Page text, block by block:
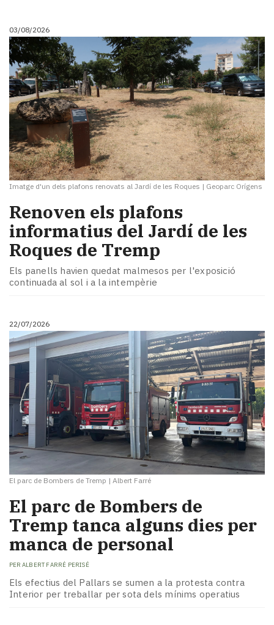
Cultura
Esports
Mai
tant!
TV
i
mitjans
El
temps
Reportatges
Entrevistes
Enquestes
A
escena!
Dis
la
teva!
Subscriptors
del
Pallars
Contingut
patrocinat
Lo
més
llegit...
Editorial
03/08/2026
Imatge d'un dels plafons renovats al Jardí de les Roques | Geoparc Orígens
Renoven els plafons
informatius del Jardí de les
Roques de Tremp
Els panells havien quedat malmesos per l'exposició
continuada al sol i a la intempèrie
22/07/2026
El parc de Bombers de Tremp | Albert Farré
El parc de Bombers de
Tremp tanca alguns dies per
manca de personal
PER ALBERT FARRÉ PERISÉ
Els efectius del Pallars se sumen a la protesta contra
Interior per treballar per sota dels mínims operatius